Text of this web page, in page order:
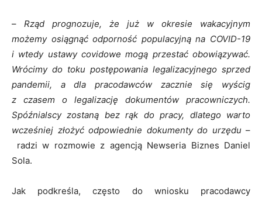
– Rząd prognozuje, że już w okresie wakacyjnym
możemy osiągnąć odporność populacyjną na COVID-19
i wtedy ustawy covidowe mogą przestać obowiązywać.
Wrócimy do toku postępowania legalizacyjnego sprzed
pandemii, a dla pracodawców zacznie się wyścig
z czasem o legalizację dokumentów pracowniczych.
Spóźnialscy zostaną bez rąk do pracy, dlatego warto
wcześniej złożyć odpowiednie dokumenty do urzędu –
radzi w rozmowie z agencją Newseria Biznes Daniel
Sola.
Jak podkreśla, często do wniosku pracodawcy